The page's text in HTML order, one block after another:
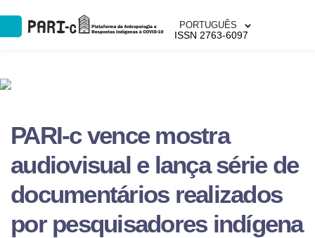
PORTUGUÊS
ISSN 2763-6097
PARI-c vence mostra
audiovisual e lança série de
documentários realizados
por pesquisadores indígena